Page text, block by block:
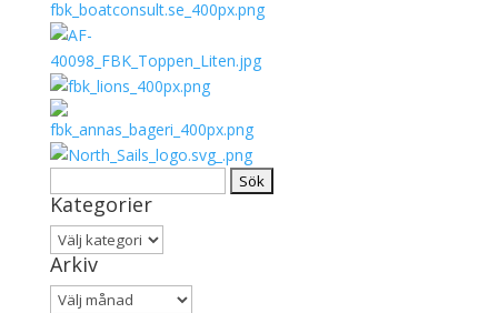
efter:
Kategorier
Kategorier
Arkiv
Arkiv